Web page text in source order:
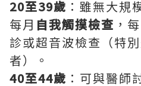
20至39歲 ：雖無大規
每月 自我觸摸檢查 ，
診或超音波檢查（特
者）。
40至44歲 ：可與醫師